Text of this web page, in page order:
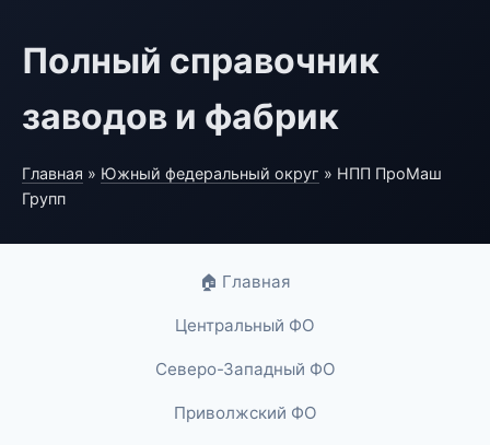
Полный справочник
заводов и фабрик
Главная » Южный федеральный округ » НПП ПроМаш
Групп
🏠 Главная
Центральный ФО
Северо-Западный ФО
Приволжский ФО